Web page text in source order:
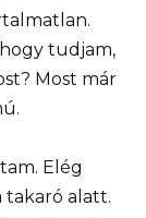
tudjam,
Most már
Elég
takaró alatt.